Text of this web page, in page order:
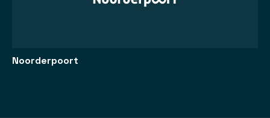
Noorderpoort